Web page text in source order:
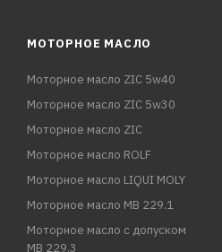
МОТОРНОЕ МАСЛО
Моторное масло ZIC 5w40
Моторное масло ZIC 5w30
Моторное масло ZIC
Моторное масло ROLF
Моторное масло LIQUI MOLY
Моторное масло MB 229.1
Моторное масло с допуском
MB 229.3